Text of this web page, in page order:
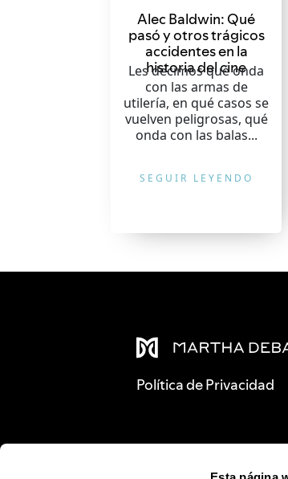
Alec Baldwin: Qué
pasó y otros trágicos
accidentes en la
historia del cine
Les decimos qué onda
con las armas de
utilería, en qué casos se
vuelven peligrosas, qué
onda con las balas...
SEGUIR LEYENDO
Política de Privacidad